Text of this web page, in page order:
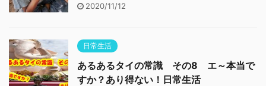
2020/11/12
日常生活
あるあるタイの常識 その8 エ～本当で
すか？あり得ない！日常生活